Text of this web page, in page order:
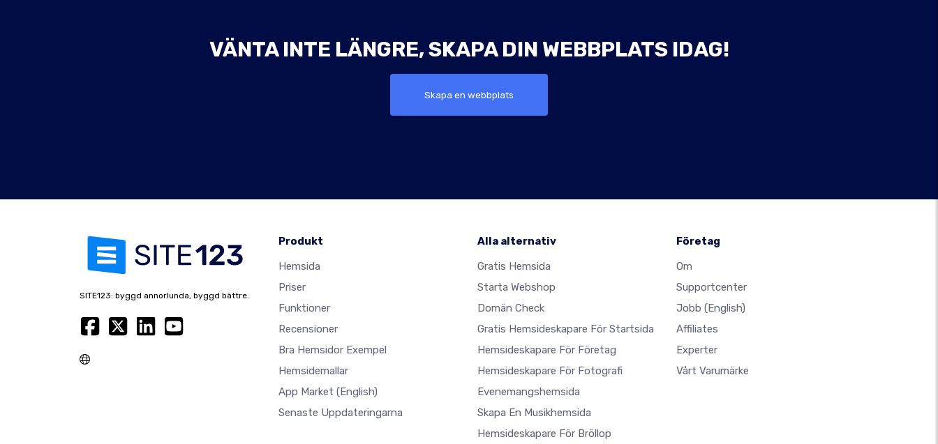
VÄNTA INTE LÄNGRE, SKAPA DIN WEBBPLATS IDAG!
Skapa en webbplats
SITE123: byggd annorlunda, byggd bättre.
Produkt
Hemsida
Priser
Funktioner
Recensioner
Bra Hemsidor Exempel
Hemsidemallar
App Market (English)
Senaste Uppdateringarna
Alla alternativ
Gratis Hemsida
Starta Webshop
Domän Check
Gratis Hemsideskapare För Startsida
Hemsideskapare För Företag
Hemsideskapare För Fotografi
Evenemangshemsida
Skapa En Musikhemsida
Hemsideskapare För Bröllop
Företag
Om
Supportcenter
Jobb (English)
Affiliates
Experter
Vårt Varumärke